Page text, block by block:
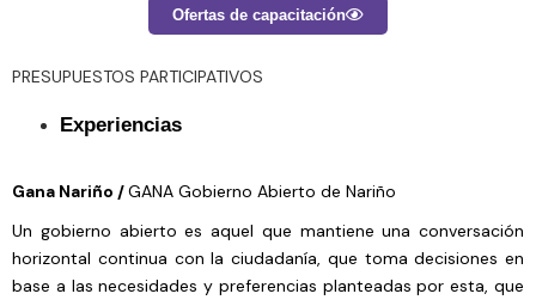
Ofertas de capacitación
PRESUPUESTOS PARTICIPATIVOS
Experiencias
Gana Nariño /GANA Gobierno Abierto de Nariño
Un gobierno abierto es aquel que mantiene una conversación
horizontal continua con la ciudadanía, que toma decisiones en
base a las necesidades y preferencias planteadas por esta, que